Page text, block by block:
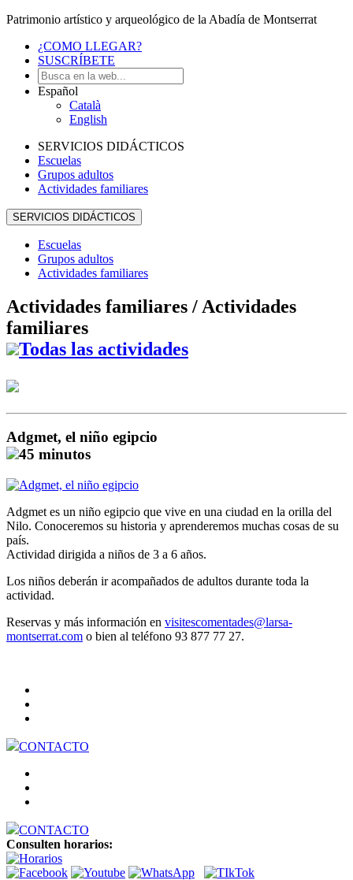
Patrimonio artístico y arqueológico de la Abadía de Montserrat
¿COMO LLEGAR?
SUSCRÍBETE
Español
Català
English
SERVICIOS DIDÁCTICOS
Escuelas
Grupos adultos
Actividades familiares
SERVICIOS DIDÁCTICOS
Escuelas
Grupos adultos
Actividades familiares
Actividades familiares / Actividades
familiares
Todas las actividades
Adgmet, el niño egipcio
45 minutos
Adgmet es un niño egipcio que vive en una ciudad en la orilla del
Nilo. Conoceremos su historia y aprenderemos muchas cosas de su
país.
Actividad dirigida a niños de 3 a 6 años.
Los niños deberán ir acompañados de adultos durante toda la
actividad.
Reservas y más información en visitescomentades@larsa-
montserrat.com o bien al teléfono 93 877 77 27.
CONTACTO
CONTACTO
Consulten horarios: